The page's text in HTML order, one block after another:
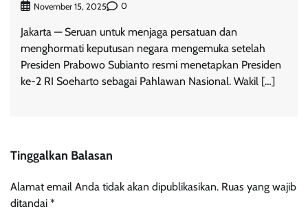
November 15, 2025 0
Jakarta — Seruan untuk menjaga persatuan dan
menghormati keputusan negara mengemuka setelah
Presiden Prabowo Subianto resmi menetapkan Presiden
ke-2 RI Soeharto sebagai Pahlawan Nasional. Wakil […]
Tinggalkan Balasan
Alamat email Anda tidak akan dipublikasikan. Ruas yang wajib
ditandai *